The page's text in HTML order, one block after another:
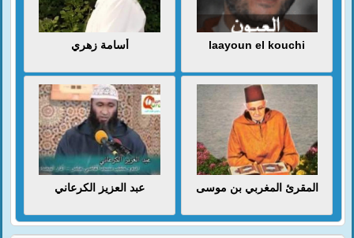
أسامة زهري laayoun el kouchi
عبد العزيز الكرعاني المقرئ المغربي بن موسى